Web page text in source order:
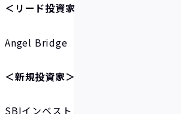
＜リード投資家＞
Angel Bridge
​＜新規投資家＞
SBIインベストメント、SuMi TRUST